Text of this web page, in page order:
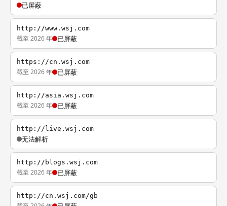
已屏蔽
http://www.wsj.com
截至 2026 年 已屏蔽
https://cn.wsj.com
截至 2026 年 已屏蔽
http://asia.wsj.com
截至 2026 年 已屏蔽
http://live.wsj.com
无法解析
http://blogs.wsj.com
截至 2026 年 已屏蔽
http://cn.wsj.com/gb